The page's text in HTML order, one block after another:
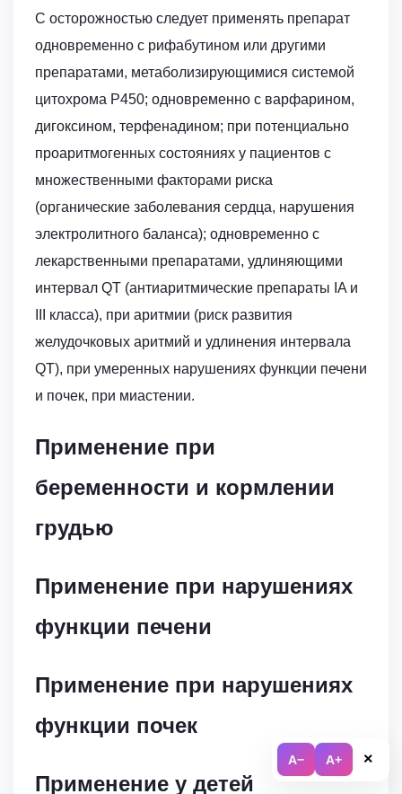
A− A+ ×
С осторожностью следует применять препарат
одновременно с рифабутином или другими
препаратами, метаболизирующимися системой
цитохрома Р450; одновременно с варфарином,
дигоксином, терфенадином; при потенциально
проаритмогенных состояниях у пациентов с
множественными факторами риска
(органические заболевания сердца, нарушения
электролитного баланса); одновременно с
лекарственными препаратами, удлиняющими
интервал QT (антиаритмические препараты IA и
III класса), при аритмии (риск развития
желудочковых аритмий и удлинения интервала
QT), при умеренных нарушениях функции печени
и почек, при миастении.
Применение при
беременности и кормлении
грудью
Применение при нарушениях
функции печени
Применение при нарушениях
функции почек
Применение у детей